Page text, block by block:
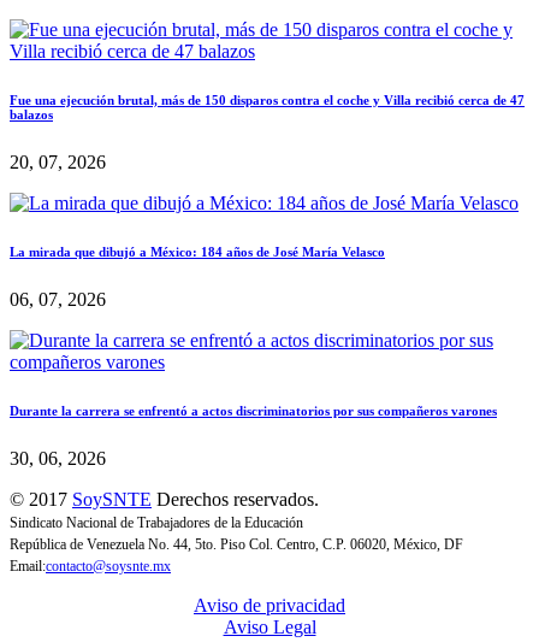
Fue una ejecución brutal, más de 150 disparos contra el coche y Villa recibió cerca de 47
balazos
20, 07, 2026
La mirada que dibujó a México: 184 años de José María Velasco
06, 07, 2026
Durante la carrera se enfrentó a actos discriminatorios por sus compañeros varones
30, 06, 2026
© 2017 SoySNTE Derechos reservados.
Sindicato Nacional de Trabajadores de la Educación
República de Venezuela No. 44, 5to. Piso Col. Centro, C.P. 06020, México, DF
Email:contacto@soysnte.mx
Aviso de privacidad
Aviso Legal